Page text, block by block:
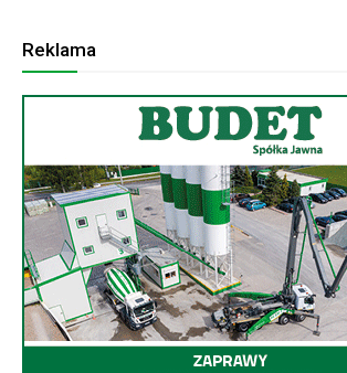
Reklama